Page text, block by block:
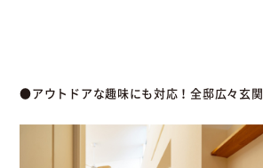
●アウトドアな趣味にも対応！全邸広々玄関